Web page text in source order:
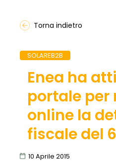
Torna indietro
SOLAREB2B
Enea ha
portale per
online la
fiscale del
10 Aprile 2015